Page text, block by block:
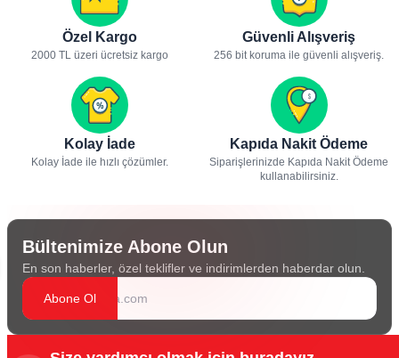
Özel Kargo
2000 TL üzeri ücretsiz kargo
Güvenli Alışveriş
256 bit koruma ile güvenli alışveriş.
Kolay İade
Kolay İade ile hızlı çözümler.
Kapıda Nakit Ödeme
Siparişlerinizde Kapıda Nakit Ödeme
kullanabilirsiniz.
Bültenimize Abone Olun
En son haberler, özel teklifler ve indirimlerden haberdar olun.
Abone Ol